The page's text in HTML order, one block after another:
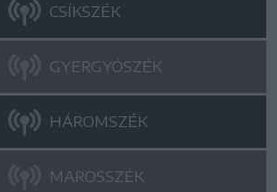
CSÍKSZÉK
GYERGYÓSZÉK
HÁROMSZÉK
MAROSSZÉK